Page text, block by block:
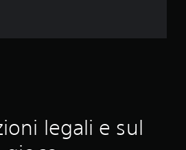
a
legali e sul